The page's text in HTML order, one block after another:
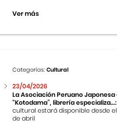
Ver más
Categorías:Cultural
23/04/2026
La Asociación Peruano Japonesa
“Kotodama”, librería especializa...:
cultural estará disponible desde
de abril